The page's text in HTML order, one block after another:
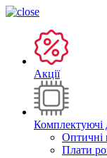
Акції
Оптичні
Плати